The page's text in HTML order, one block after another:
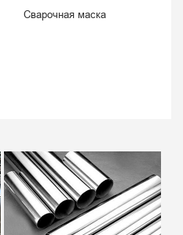
Сварочная маска